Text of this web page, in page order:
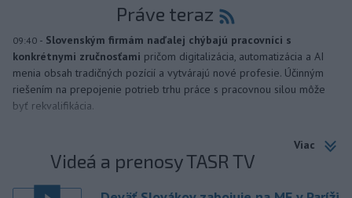
Práve teraz
09:40 - Slovenským firmám naďalej chýbajú pracovníci s
konkrétnymi zručnosťami pričom digitalizácia, automatizácia a AI
menia obsah tradičných pozícií a vytvárajú nové profesie. Účinným
riešením na prepojenie potrieb trhu práce s pracovnou silou môže
byť rekvalifikácia.
Viac
Videá a prenosy TASR TV